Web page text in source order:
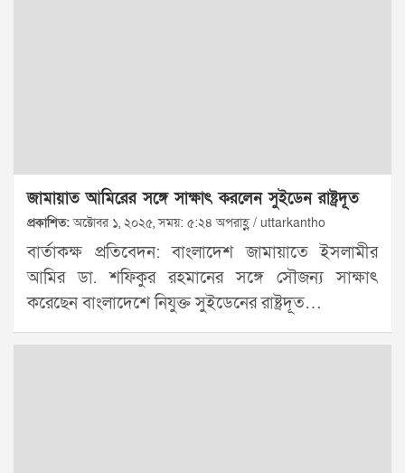
জামায়াত আমিরের সঙ্গে সাক্ষাৎ করলেন সুইডেন রাষ্ট্রদূত
প্রকাশিত:অক্টোবর ১, ২০২৫, সময়: ৫:২৪ অপরাহ্ণ / uttarkantho
বার্তাকক্ষ প্রতিবেদন: বাংলাদেশ জামায়াতে ইসলামীর
আমির ডা. শফিকুর রহমানের সঙ্গে সৌজন্য সাক্ষাৎ
করেছেন বাংলাদেশে নিযুক্ত সুইডেনের রাষ্ট্রদূত…